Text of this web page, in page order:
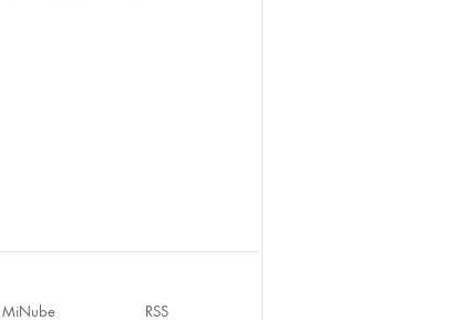
MiNube RSS